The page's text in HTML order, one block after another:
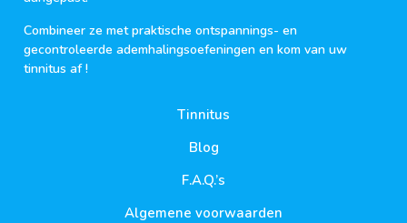
Combineer ze met praktische ontspannings- en
gecontroleerde ademhalingsoefeningen en kom van uw
tinnitus af !
Tinnitus
Blog
F.A.Q.’s
Algemene voorwaarden